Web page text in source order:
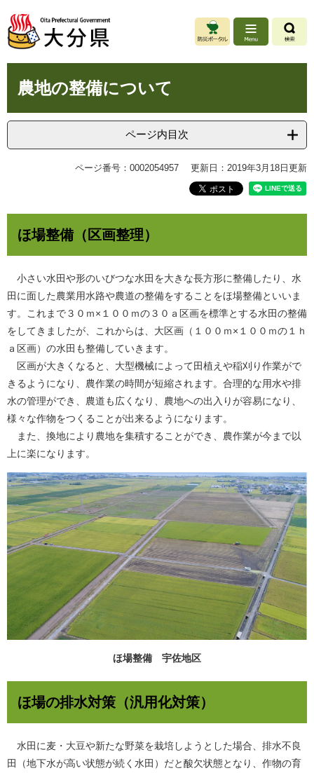
ジ
先
。
ュ
を
て
農地の整備について
ページ内目次
ページ番号：0002054957 更新日：2019年3月18日更新
ほ場整備（区画整理）
小さい水田や形のいびつな水田を大きな長方形に整備したり、水
田に面した農業用水路や農道の整備をすることをほ場整備といいま
す。これまで３０ｍ×１００ｍの３０ａ区画を標準とする水田の整備
をしてきましたが、これからは、大区画（１００ｍ×１００ｍの１ｈ
ａ区画）の水田も整備していきます。
区画が大きくなると、大型機械によって田植えや稲刈り作業がで
きるようになり、農作業の時間が短縮されます。合理的な用水や排
水の管理ができ、農道も広くなり、農地への出入りが容易になり、
様々な作物をつくることが出来るようになります。
また、換地により農地を集積することができ、農作業が今まで以
上に楽になります。
ほ場整備 宇佐地区
ほ場の排水対策（汎用化対策）
水田に麦・大豆や新たな野菜を栽培しようとした場合、排水不良
田（地下水が高い状態が続く水田）だと酸欠状態となり、作物の育